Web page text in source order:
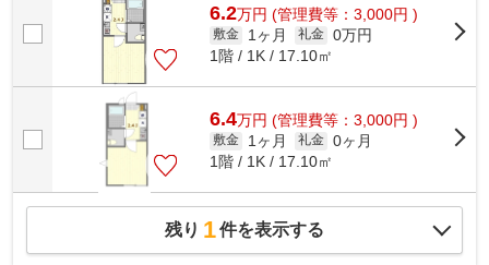
6.2万円 (管理費等：3,000円 )
敷金 1ヶ月 礼金 0万円
1階 / 1K / 17.10㎡
6.4万円 (管理費等：3,000円 )
敷金 1ヶ月 礼金 0ヶ月
1階 / 1K / 17.10㎡
残り 1件を表示する